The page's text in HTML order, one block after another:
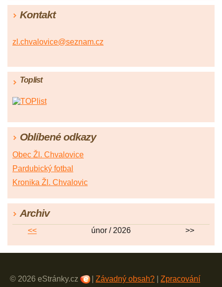
Kontakt
zl.chvalovice@seznam.cz
Toplist
Oblíbené odkazy
Obec Žl. Chvalovice
Pardubický fotbal
Kronika Žl. Chvalovic
Archiv
<< únor / 2026 >>
© 2026 eStránky.cz Závadný obsah?
Zpracování